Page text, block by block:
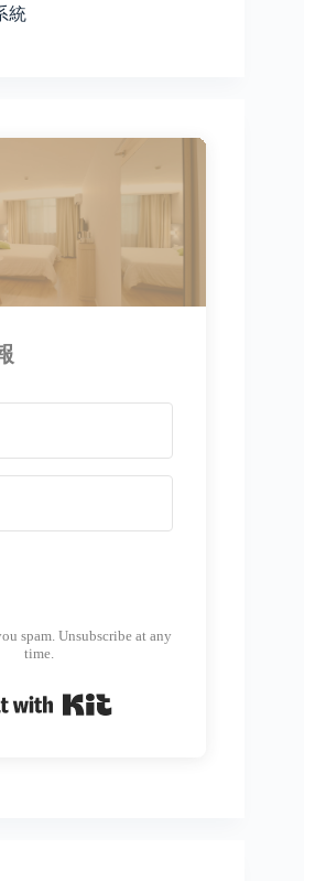
統
spam. Unsubscribe at any
time.